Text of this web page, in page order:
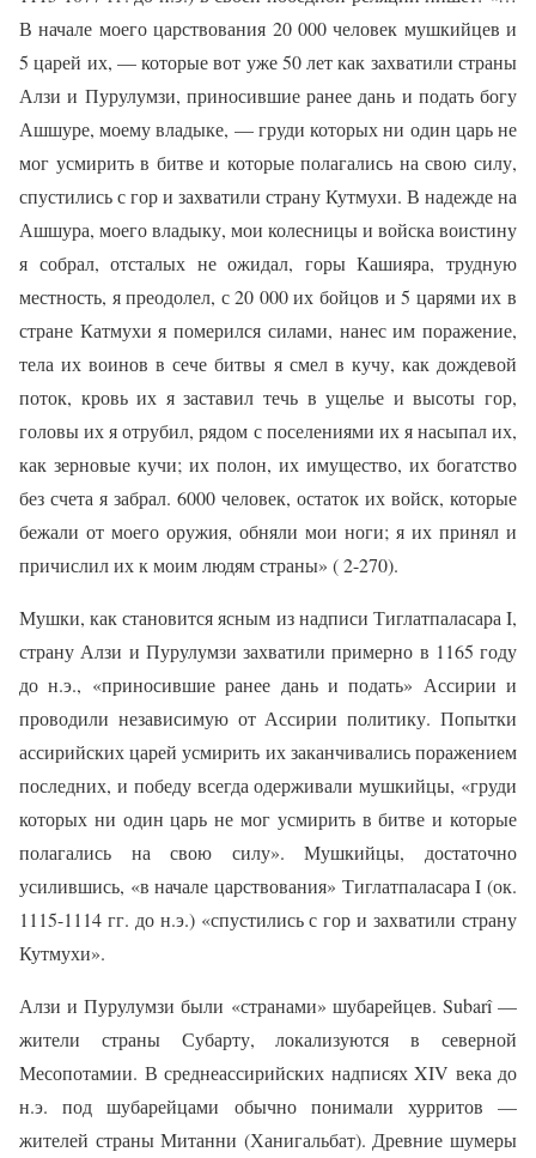
В начале моего царствования 20 000 человек мушкийцев и
5 царей их, — которые вот уже 50 лет как захватили страны
Алзи и Пурулумзи, приносившие ранее дань и подать богу
Ашшуре, моему владыке, — груди которых ни один царь не
мог усмирить в битве и которые полагались на свою силу,
спустились с гор и захватили страну Кутмухи. В надежде на
Ашшура, моего владыку, мои колесницы и войска воистину
я собрал, отсталых не ожидал, горы Кашияра, трудную
местность, я преодолел, с 20 000 их бойцов и 5 царями их в
стране Катмухи я померился силами, нанес им поражение,
тела их воинов в сече битвы я смел в кучу, как дождевой
поток, кровь их я заставил течь в ущелье и высоты гор,
головы их я отрубил, рядом с поселениями их я насыпал их,
как зерновые кучи; их полон, их имущество, их богатство
без счета я забрал. 6000 человек, остаток их войск, которые
бежали от моего оружия, обняли мои ноги; я их принял и
причислил их к моим людям страны» ( 2-270).
Мушки, как становится ясным из надписи Тиглатпаласара I,
страну Алзи и Пурулумзи захватили примерно в 1165 году
до н.э., «приносившие ранее дань и подать» Ассирии и
проводили независимую от Ассирии политику. Попытки
ассирийских царей усмирить их заканчивались поражением
последних, и победу всегда одерживали мушкийцы, «груди
которых ни один царь не мог усмирить в битве и которые
полагались на свою силу». Мушкийцы, достаточно
усилившись, «в начале царствования» Тиглатпаласара I (ок.
1115-1114 гг. до н.э.) «спустились с гор и захватили страну
Кутмухи».
Алзи и Пурулумзи были «странами» шубарейцев. Subarî —
жители страны Субарту, локализуются в северной
Месопотамии. В среднеассирийских надписях XIV века до
н.э. под шубарейцами обычно понимали хурритов —
жителей страны Митанни (Ханигальбат). Древние шумеры